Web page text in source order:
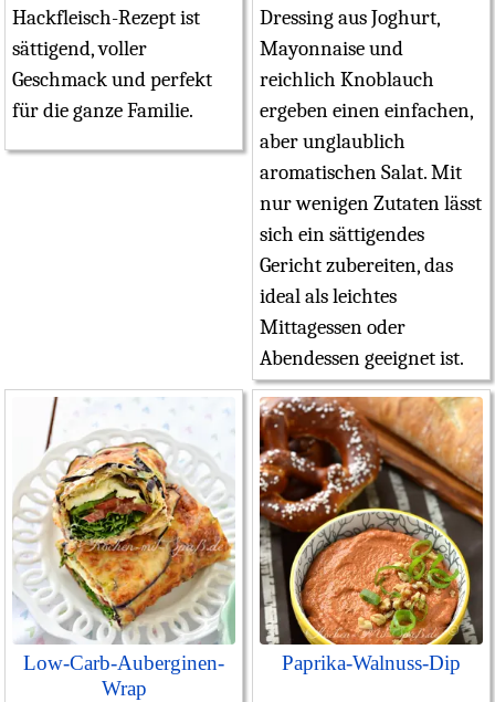
Hackfleisch-Rezept ist
sättigend, voller
Geschmack und perfekt
für die ganze Familie.
Dressing aus Joghurt,
Mayonnaise und
reichlich Knoblauch
ergeben einen einfachen,
aber unglaublich
aromatischen Salat. Mit
nur wenigen Zutaten lässt
sich ein sättigendes
Gericht zubereiten, das
ideal als leichtes
Mittagessen oder
Abendessen geeignet ist.
Low-Carb-Auberginen-
Wrap
Paprika-Walnuss-Dip